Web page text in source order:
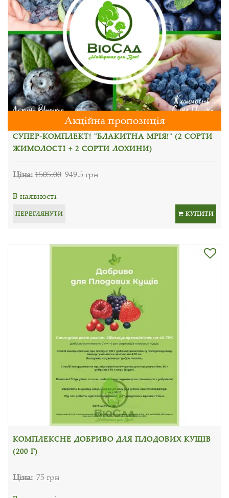
Акційна пропозиція
СУПЕР-КОМПЛЕКТ! "БЛАКИТНА МРІЯ!" (2 СОРТИ
ЖИМОЛОСТІ + 2 СОРТИ ЛОХИНИ)
Ціна:1505.00 949.5 грн
В наявності
ПЕРЕГЛЯНУТИ КУПИТИ
КОМПЛЕКСНЕ ДОБРИВО ДЛЯ ПЛОДОВИХ КУЩІВ
(200 Г)
Ціна: 75 грн